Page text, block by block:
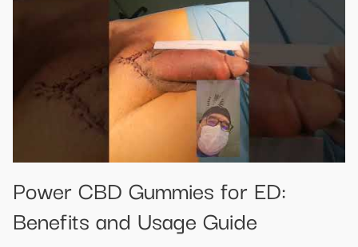
Power CBD Gummies for ED:
Benefits and Usage Guide